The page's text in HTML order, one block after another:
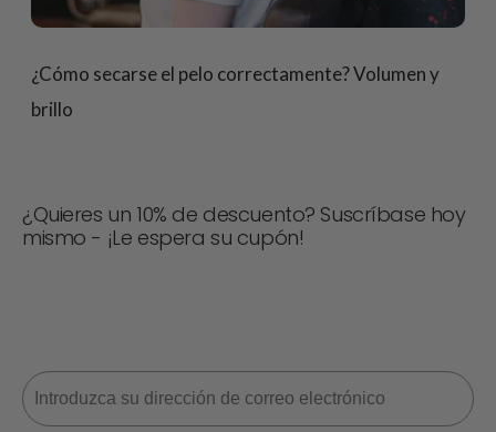
¿Cómo secarse el pelo correctamente? Volumen y
brillo
¿Quieres un 10% de descuento? Suscríbase hoy
mismo - ¡Le espera su cupón!
Correo electrónico